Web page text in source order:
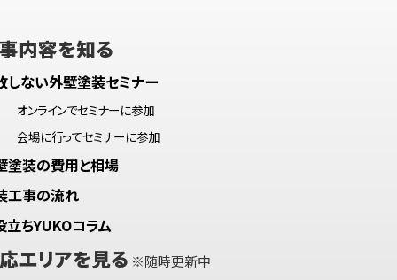
内容を知る
しない外壁塗装セミナー
オンラインでセミナーに参加
会場に行ってセミナーに参加
塗装の費用と相場
工事の流れ
立ちYUKOコラム
エリアを見る ※随時更新中